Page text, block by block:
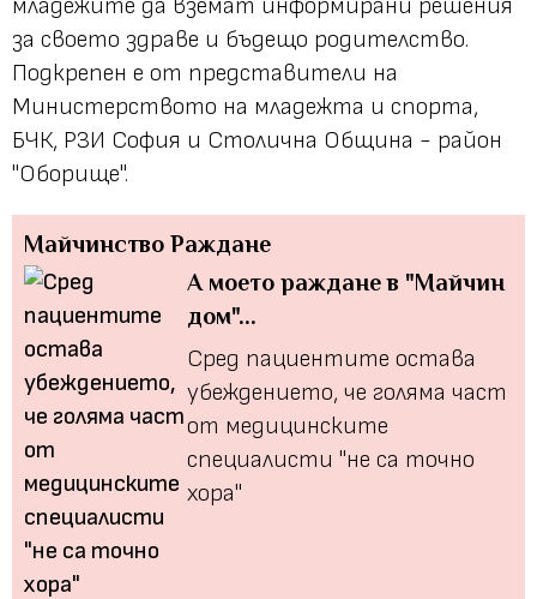
младежите да вземат информирани решения
за своето здраве и бъдещо родителство.
Подкрепен е от представители на
Министерството на младежта и спорта,
БЧК, РЗИ София и Столична Община - район
"Оборище".
Майчинство Раждане
А мoето раждане в "Майчин
дом"...
Сред пациентите остава
убеждението, че голяма част
от медицинските
специалисти "не са точно
хора"